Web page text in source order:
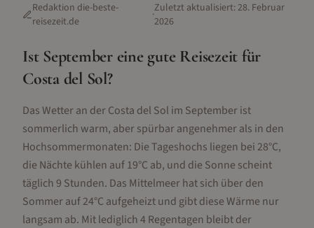
Redaktion die-beste-
reisezeit.de
·Zuletzt aktualisiert:28. Februar
2026
Ist Septembereine gute Reisezeit für
Costa del Sol?
Das Wetter an der Costa del Sol im September ist
sommerlich warm, aber spürbar angenehmer als in den
Hochsommermonaten: Die Tageshochs liegen bei 28°C,
die Nächte kühlen auf 19°C ab, und die Sonne scheint
täglich 9 Stunden. Das Mittelmeer hat sich über den
Sommer auf 24°C aufgeheizt und gibt diese Wärme nur
langsam ab. Mit lediglich 4 Regentagen bleibt der